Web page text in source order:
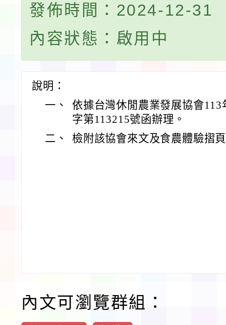
發佈時間：2024-12-31
內容狀態：啟用中
說明：
一、
依據台灣休閒農業發展協會
字第113215號函辦理。
二、
檢附該協會來文及食農體驗摺
內文可瀏覽群組：